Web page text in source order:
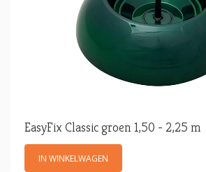
EasyFix Classic groen 1,50 - 2,25 m
IN WINKELWAGEN